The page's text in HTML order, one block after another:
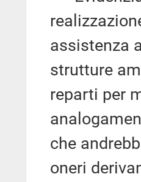
assistenza
strutture
reparti per
che
oneri